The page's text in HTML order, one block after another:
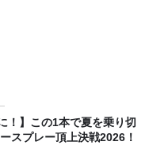
！】この1本で夏を乗り切
スプレー頂上決戦2026！